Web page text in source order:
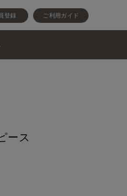
登録 ご利用ガイド
ース